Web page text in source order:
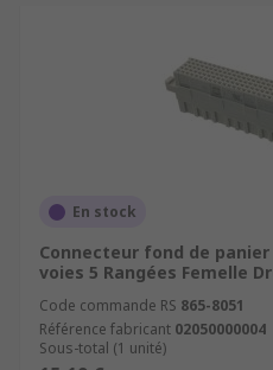
En stock
Connecteur fond de panier
voies 5 Rangées Femelle
Code commande RS 865-8051
Référence fabricant 02050000004
Sous-total (1 unité)